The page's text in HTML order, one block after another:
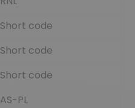
Short code
Short code
Short code
AS-PL